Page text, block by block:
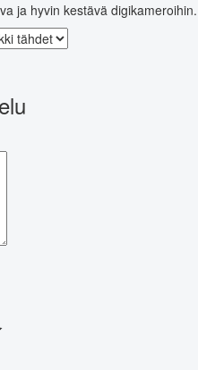
ja hyvin kestävä digikameroihin.